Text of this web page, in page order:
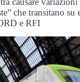
che transitano su
e RFI